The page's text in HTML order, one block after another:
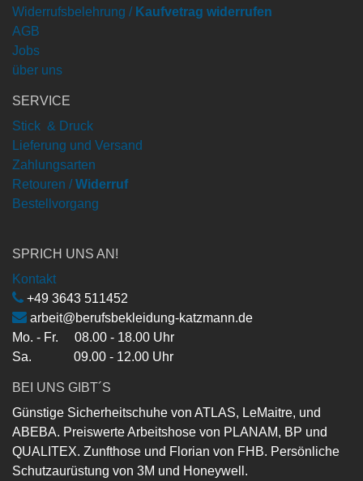
Widerrufsbelehrung / Kaufvetrag widerrufen
AGB
Jobs
über uns
SERVICE
Stick & Druck
Lieferung und Versand
Zahlungsarten
Retouren / Widerruf
Bestellvorgang
SPRICH UNS AN!
Kontakt
+49 3643 511452
arbeit@berufsbekleidung-katzmann.de
Mo. - Fr. 08.00 - 18.00 Uhr
Sa. 09.00 - 12.00 Uhr
BEI UNS GIBT´S
Günstige Sicherheitschuhe von ATLAS, LeMaitre, und
ABEBA. Preiswerte Arbeitshose von PLANAM, BP und
QUALITEX. Zunfthose und Florian von FHB. Persönliche
Schutzaurüstung von 3M und Honeywell.